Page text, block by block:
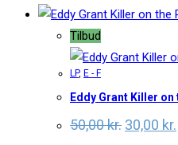
Tilbud
LP, E - F
Eddy Grant Killer on
50,00kr. 30,00 kr.